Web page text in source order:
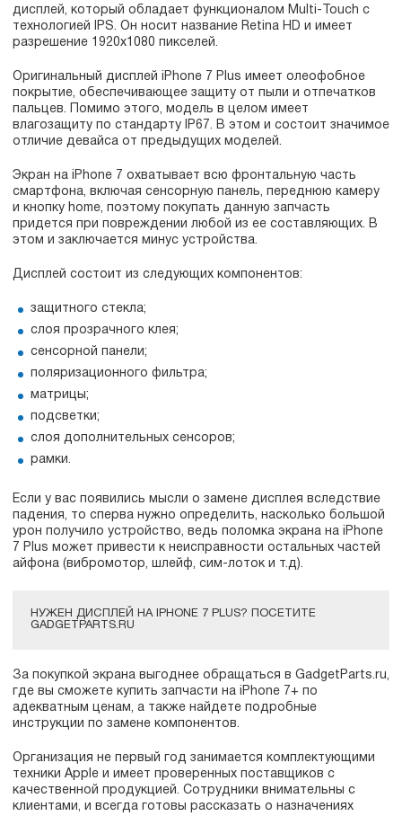
дисплей, который обладает функционалом Multi-Touch с
технологией IPS. Он носит название Retina HD и имеет
разрешение 1920x1080 пикселей.
Оригинальный дисплей iPhone 7 Plus имеет олеофобное
покрытие, обеспечивающее защиту от пыли и отпечатков
пальцев. Помимо этого, модель в целом имеет
влагозащиту по стандарту IP67. В этом и состоит значимое
отличие девайса от предыдущих моделей.
Экран на iPhone 7 охватывает всю фронтальную часть
смартфона, включая сенсорную панель, переднюю камеру
и кнопку home, поэтому покупать данную запчасть
придется при повреждении любой из ее составляющих. В
этом и заключается минус устройства.
Дисплей состоит из следующих компонентов:
защитного стекла;
слоя прозрачного клея;
сенсорной панели;
поляризационного фильтра;
матрицы;
подсветки;
слоя дополнительных сенсоров;
рамки.
Если у вас появились мысли о замене дисплея вследствие
падения, то сперва нужно определить, насколько большой
урон получило устройство, ведь поломка экрана на iPhone
7 Plus может привести к неисправности остальных частей
айфона (вибромотор, шлейф, сим-лоток и т.д).
НУЖЕН ДИСПЛЕЙ НА IPHONE 7 PLUS? ПОСЕТИТЕ
GADGETPARTS.RU
За покупкой экрана выгоднее обращаться в GadgetParts.ru,
где вы сможете купить запчасти на iPhone 7+ по
адекватным ценам, а также найдете подробные
инструкции по замене компонентов.
Организация не первый год занимается комплектующими
техники Apple и имеет проверенных поставщиков с
качественной продукцией. Сотрудники внимательны с
клиентами, и всегда готовы рассказать о назначениях